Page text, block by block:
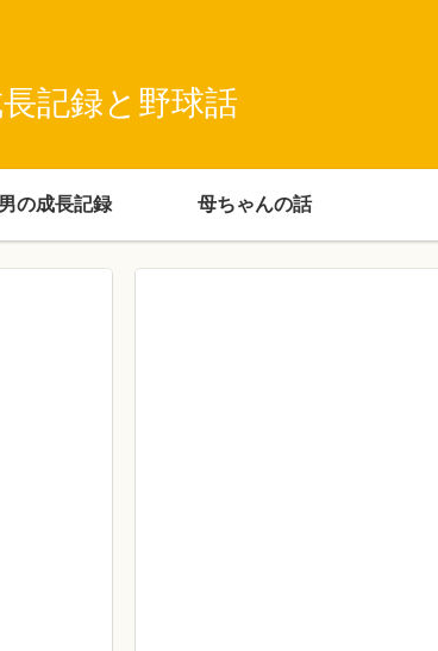
記録と野球話
の成長記録 母ちゃんの話